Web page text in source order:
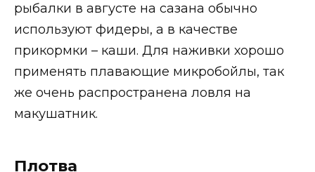
рыбалки в августе на сазана обычно
используют фидеры, а в качестве
прикормки – каши. Для наживки хорошо
применять плавающие микробойлы, так
же очень распространена ловля на
макушатник.
Плотва